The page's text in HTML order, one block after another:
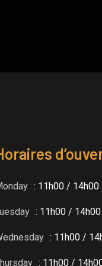
: 11h00 /
: 11h00 /
: 11h00 /
: 11h00 /